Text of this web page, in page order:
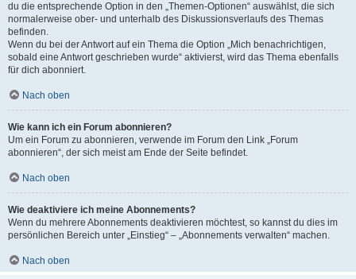
du die entsprechende Option in den „Themen-Optionen“ auswählst, die sich
normalerweise ober- und unterhalb des Diskussionsverlaufs des Themas
befinden.
Wenn du bei der Antwort auf ein Thema die Option „Mich benachrichtigen,
sobald eine Antwort geschrieben wurde“ aktivierst, wird das Thema ebenfalls
für dich abonniert.
Nach oben
Wie kann ich ein Forum abonnieren?
Um ein Forum zu abonnieren, verwende im Forum den Link „Forum
abonnieren“, der sich meist am Ende der Seite befindet.
Nach oben
Wie deaktiviere ich meine Abonnements?
Wenn du mehrere Abonnements deaktivieren möchtest, so kannst du dies im
persönlichen Bereich unter „Einstieg“ – „Abonnements verwalten“ machen.
Nach oben